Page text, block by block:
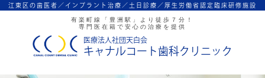
江東区の歯医者／インプラント治療／ 土日診療／厚生労働省認定臨床研修施設
有楽町線「豊洲駅」より徒歩７分！
専門医在籍で安心の治療を提供
医療法人社団天白会
キャナルコート歯科クリニック